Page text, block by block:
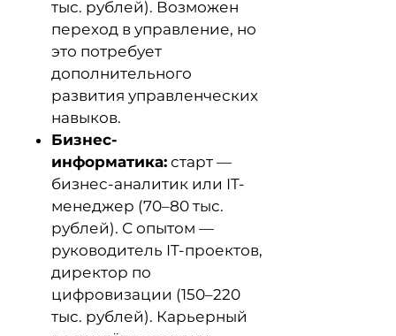
тыс. рублей). Возможен
переход в управление, но
это потребует
дополнительного
развития управленческих
навыков.
Бизнес-
информатика: старт —
бизнес-аналитик или IT-
менеджер (70–80 тыс.
рублей). С опытом —
руководитель IT-проектов,
директор по
цифровизации (150–220
тыс. рублей). Карьерный